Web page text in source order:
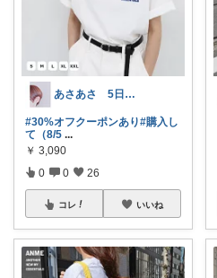
あさあさ 5日感謝🥺
#30%オフクーポンあり#購入し
て（8/5 ...
￥ 3,090
0 0 26
コレ いいね